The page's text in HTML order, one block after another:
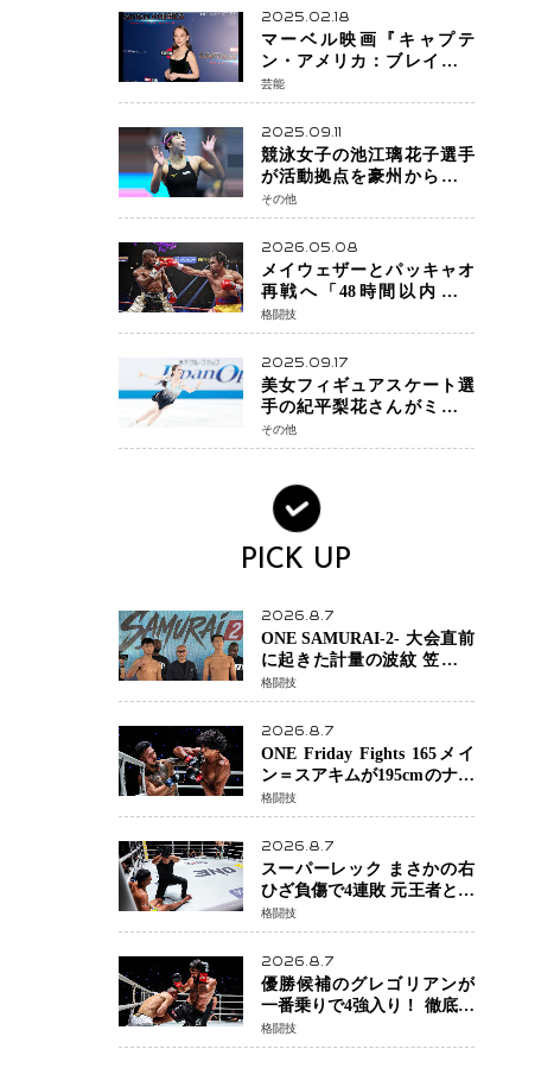
2025.02.18
マーベル映画『キャプテ
ン・アメリカ：ブレイブ・
ニュー・ワールド』 新ブラ
ック・ウィドウ役のシラ・
ハースとは！？
芸能
2025.09.11
競泳女子の池江璃花子選手
が活動拠点を豪州から日本
へ！ 豪州での挑戦を糧に、
28年ロサンゼルス五輪へ再
始動
その他
2026.05.08
メイウェザーとパッキャオ
再戦へ「48時間以内に決
着」公式戦かエキシビショ
ンか混迷続く
格闘技
2025.09.17
美女フィギュアスケート選
手の紀平梨花さんがミラノ
五輪出場断念 中部選手権欠
場を発表「安全最優先の判
その他
PICK UP
2026.8.7
ONE SAMURAI-2- 大会直前
に起きた計量の波紋 笠原弘
希ら注目ファイターは契約
体重で決戦へ、山本歩夢と
平山諒選手戦は中止に
格闘技
2026.8.7
ONE Friday Fights 165メイ
ン＝スアキムが195cmのナビ
ル・アナンからダウン奪
取！猛反撃を耐え抜き判定
勝利、8連勝を達成
格闘技
2026.8.7
スーパーレック まさかの右
ひざ負傷で4連敗 元王者とし
て異例の苦境…「アクシデ
ント」でも消えない危険信
号
格闘技
2026.8.7
優勝候補のグレゴリアンが
一番乗りで4強入り！ 徹底し
たローキックでウスビャン
を攻略、判定勝利
格闘技